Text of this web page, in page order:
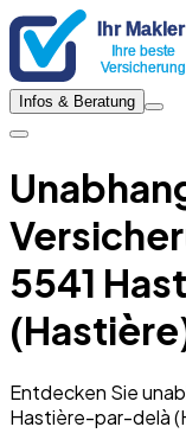
Infos & Beratung
5541
Entdecken Sie
Hastière-par-delà